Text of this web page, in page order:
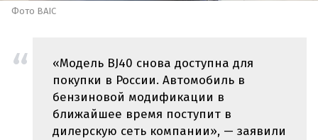
Фото BAIC
«Модель BJ40 снова доступна для
покупки в России. Автомобиль в
бензиновой модификации в
ближайшее время поступит в
дилерскую сеть компании», — заявили